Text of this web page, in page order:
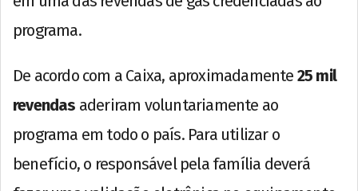
programa.
De acordo com a Caixa, aproximadamente 25 mil
revendas aderiram voluntariamente ao
programa em todo o país. Para utilizar o
benefício, o responsável pela família deverá